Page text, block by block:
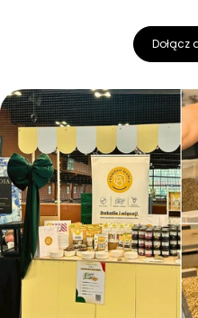
Dołącz